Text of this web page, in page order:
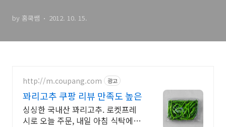
by 홈쿡쌤 2012. 10. 15.
http://m.coupang.com 광고
꽈리고추 쿠팡 리뷰 만족도 높은
싱싱한 국내산 꽈리고추. 로켓프레
시로 오늘 주문, 내일 아침 식탁에!